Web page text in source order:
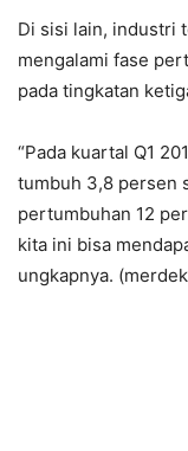
Di sisi lain, industri
mengalami fase
pada tingkatan
“Pada kuartal Q1
tumbuh 3,8 persen
pertumbuhan 12
kita ini bisa
ungkapnya.